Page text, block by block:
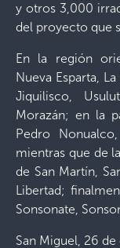
y otros 3,000
del proyecto que
En la región
Nueva Esparta,
Jiquilisco,
Morazán; en la
Pedro
mientras que de
de San Martín,
Libertad;
Sonsonate,
San Miguel, 26